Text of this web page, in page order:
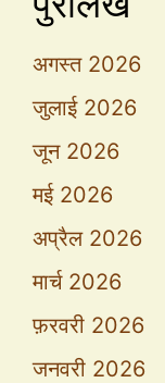
अगस्त 2026
जुलाई 2026
जून 2026
मई 2026
अप्रैल 2026
मार्च 2026
फ़रवरी 2026
जनवरी 2026